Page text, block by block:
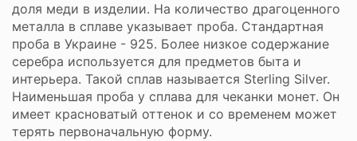
доля меди в изделии. На количество драгоценного
металла в сплаве указывает проба. Стандартная
проба в Украине - 925. Более низкое содержание
серебра используется для предметов быта и
интерьера. Такой сплав называется Sterling Silver.
Наименьшая проба у сплава для чеканки монет. Он
имеет красноватый оттенок и со временем может
терять первоначальную форму.